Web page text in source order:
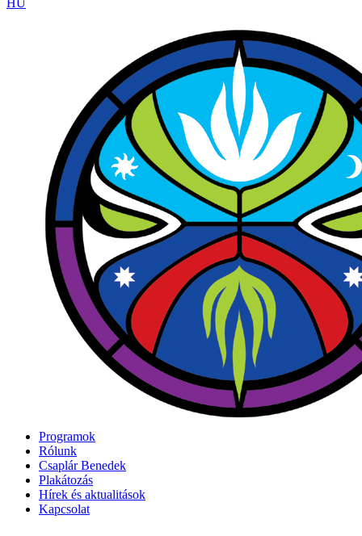
HU
Programok
Rólunk
Csaplár Benedek
Plakátozás
Hírek és aktualitások
Kapcsolat